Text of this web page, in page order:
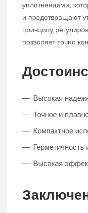
уплотнениями,
и предотвращают
принципу
позволяет точно
Высокая
Точное и
Компактное
Герметичность
Высокая